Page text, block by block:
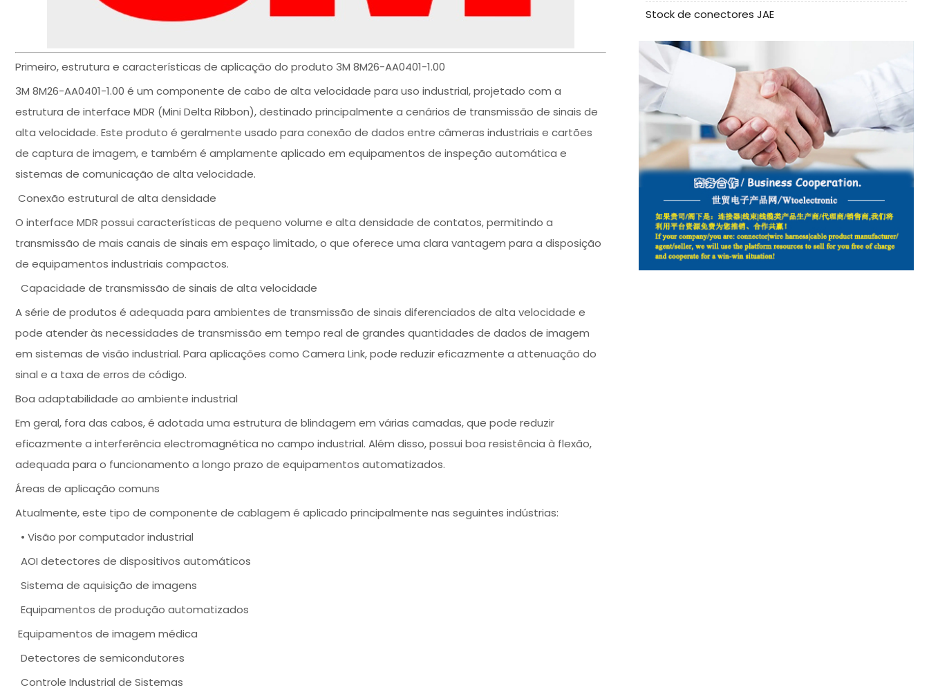
Primeiro, estrutura e características de aplicação do produto 3M 8M26-AA0401-1.00
3M 8M26-AA0401-1.00 é um componente de cabo de alta velocidade para uso industrial, projetado com a
estrutura de interface MDR (Mini Delta Ribbon), destinado principalmente a cenários de transmissão de sinais de
alta velocidade. Este produto é geralmente usado para conexão de dados entre câmeras industriais e cartões
de captura de imagem, e também é amplamente aplicado em equipamentos de inspeção automática e
sistemas de comunicação de alta velocidade.
Conexão estrutural de alta densidade
O interface MDR possui características de pequeno volume e alta densidade de contatos, permitindo a
transmissão de mais canais de sinais em espaço limitado, o que oferece uma clara vantagem para a disposição
de equipamentos industriais compactos.
Capacidade de transmissão de sinais de alta velocidade
A série de produtos é adequada para ambientes de transmissão de sinais diferenciados de alta velocidade e
pode atender às necessidades de transmissão em tempo real de grandes quantidades de dados de imagem
em sistemas de visão industrial. Para aplicações como Camera Link, pode reduzir eficazmente a attenuação do
sinal e a taxa de erros de código.
Boa adaptabilidade ao ambiente industrial
Em geral, fora das cabos, é adotada uma estrutura de blindagem em várias camadas, que pode reduzir
eficazmente a interferência electromagnética no campo industrial. Além disso, possui boa resistência à flexão,
adequada para o funcionamento a longo prazo de equipamentos automatizados.
Áreas de aplicação comuns
Atualmente, este tipo de componente de cablagem é aplicado principalmente nas seguintes indústrias:
• Visão por computador industrial
AOI detectores de dispositivos automáticos
Sistema de aquisição de imagens
Equipamentos de produção automatizados
Equipamentos de imagem médica
Detectores de semicondutores
Controle Industrial de Sistemas
Stock de conectores JAE